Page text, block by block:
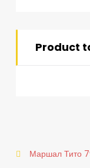
Product
Маршал Тито